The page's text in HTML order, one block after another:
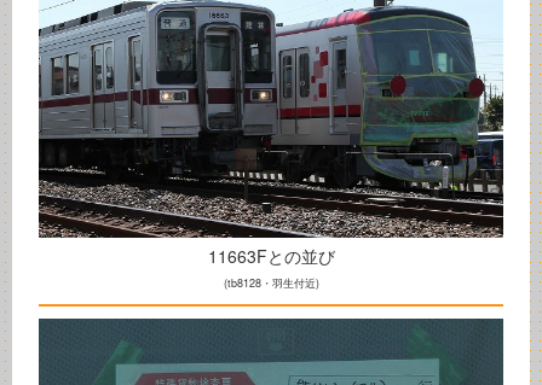
11663Fとの並び
(tb8128・羽生付近)